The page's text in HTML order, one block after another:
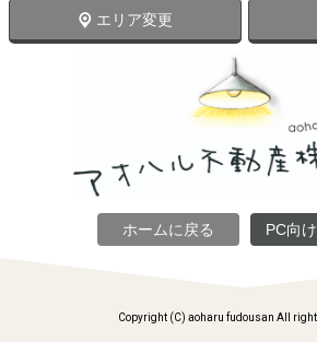
エリア変更
ホームに戻る PC向
Copyright (C) aoharu fudousan All